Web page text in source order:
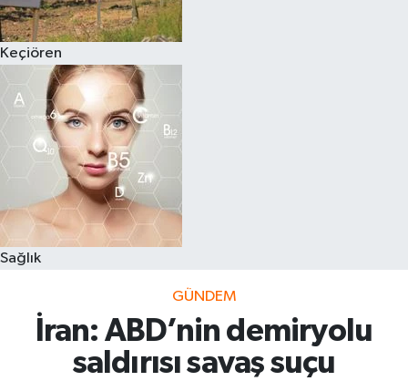
Keçiören
Sağlık
GÜNDEM
İran: ABD’nin demiryolu
saldırısı savaş suçu